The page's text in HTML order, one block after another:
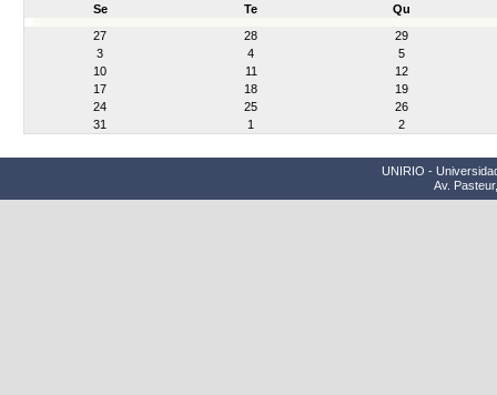
Se Te
Qu
27
28
29
3
4
5
10
11
12
17
18
19
24
25
26
31
1 2
UNIRIO -
Av.